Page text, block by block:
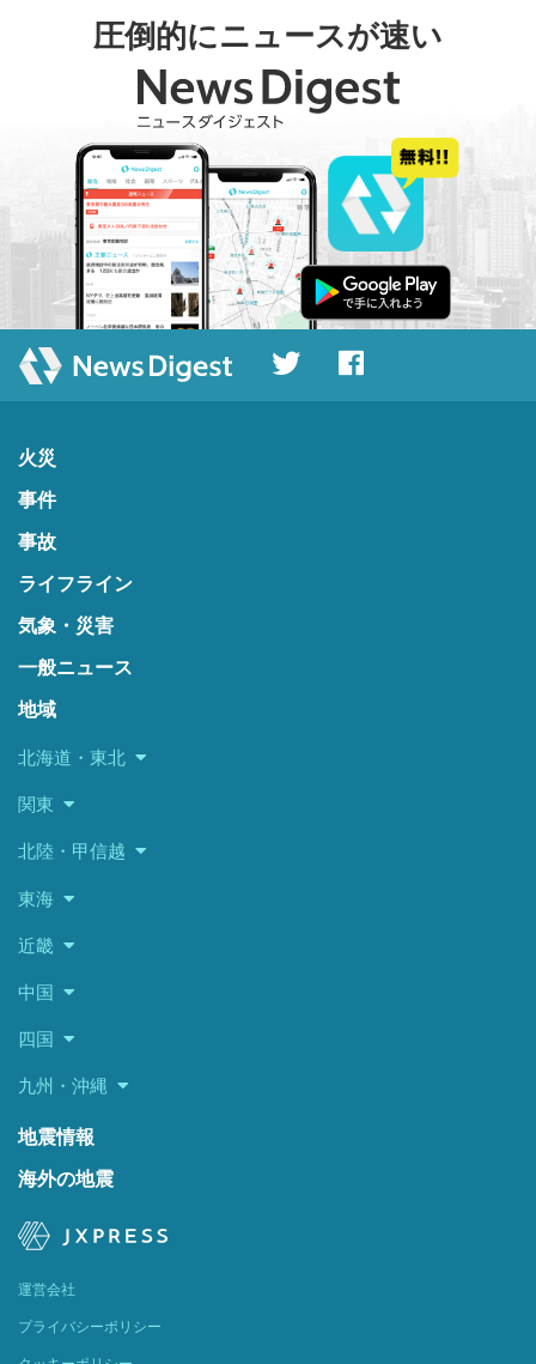
圧倒的にニュースが速い
火災
事件
事故
ライフライン
気象・災害
一般ニュース
地域
北海道・東北
関東
北陸・甲信越
東海
近畿
中国
四国
九州・沖縄
地震情報
海外の地震
運営会社
プライバシーポリシー